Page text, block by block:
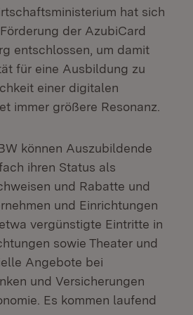
hat sich
der AzubiCard
entschlossen, um damit
für eine Ausbildung zu
einer digitalen
immer größere Resonanz.
können Auszubildende
ihren Status als
und Rabatte und
und Einrichtungen
vergünstigte Eintritte in
sowie Theater und
Angebote bei
und Versicherungen
Es kommen laufend